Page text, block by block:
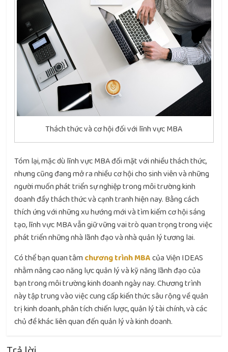
Thách thức và cơ hội đối với lĩnh vực MBA
Tóm lại, mặc dù lĩnh vực MBA đối mặt với nhiều thách thức,
nhưng cũng đang mở ra nhiều cơ hội cho sinh viên và những
người muốn phát triển sự nghiệp trong môi trường kinh
doanh đầy thách thức và cạnh tranh hiện nay. Bằng cách
thích ứng với những xu hướng mới và tìm kiếm cơ hội sáng
tạo, lĩnh vực MBA vẫn giữ vững vai trò quan trọng trong việc
phát triển những nhà lãnh đạo và nhà quản lý tương lai.
Có thể bạn quan tâm chương trình MBAcủa Viện IDEAS
nhằm nâng cao năng lực quản lý và kỹ năng lãnh đạo của
bạn trong môi trường kinh doanh ngày nay. Chương trình
này tập trung vào việc cung cấp kiến thức sâu rộng về quản
trị kinh doanh, phân tích chiến lược, quản lý tài chính, và các
chủ đề khác liên quan đến quản lý và kinh doanh.